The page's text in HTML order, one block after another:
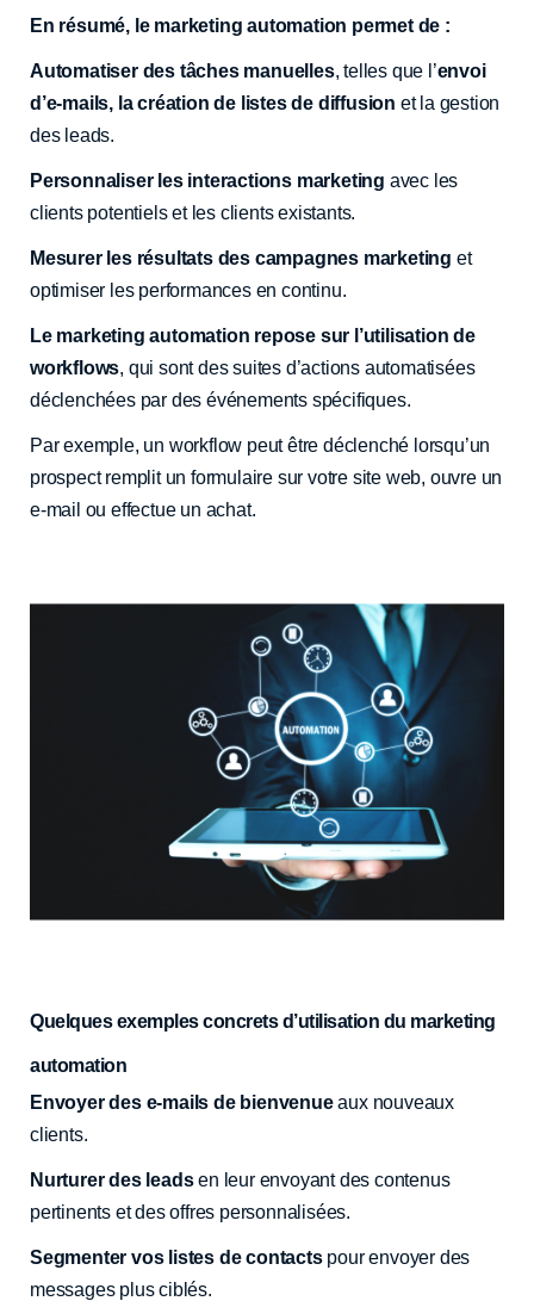
En résumé, le marketing automation permet de :
Automatiser des tâches manuelles, telles que l’envoi
d’e-mails, la création de listes de diffusion et la gestion
des leads.
Personnaliser les interactions marketing avec les
clients potentiels et les clients existants.
Mesurer les résultats des campagnes marketing et
optimiser les performances en continu.
Le marketing automation repose sur l’utilisation de
workflows, qui sont des suites d’actions automatisées
déclenchées par des événements spécifiques.
Par exemple, un workflow peut être déclenché lorsqu’un
prospect remplit un formulaire sur votre site web, ouvre un
e-mail ou effectue un achat.
Quelques exemples concrets d’utilisation du marketing
automation
Envoyer des e-mails de bienvenueaux nouveaux
clients.
Nurturer des leadsen leur envoyant des contenus
pertinents et des offres personnalisées.
Segmenter vos listes de contactspour envoyer des
messages plus ciblés.